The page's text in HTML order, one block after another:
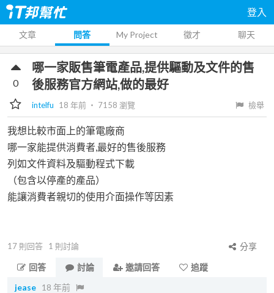
登入
文章 問答 My Project 徵才 聊天
哪一家販售筆電產品,提供驅動及文件的售
後服務官方網站,做的最好
intelfu 18 年前 ‧ 7158 瀏覽 檢舉
0
我想比較市面上的筆電廠商
哪一家能提供消費者,最好的售後服務
列如文件資料及驅動程式下載
（包含以停產的產品）
能讓消費者親切的使用介面操作等因素
17 則回答 1 則討論
分享
回答
討論 邀請回答
追蹤
jease 18 年前